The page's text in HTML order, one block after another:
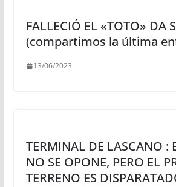
FALLECIÓ EL «TOTO» DA
(compartimos la última
13/06/2023
TERMINAL DE LASCANO :
NO SE OPONE, PERO EL
TERRENO ES